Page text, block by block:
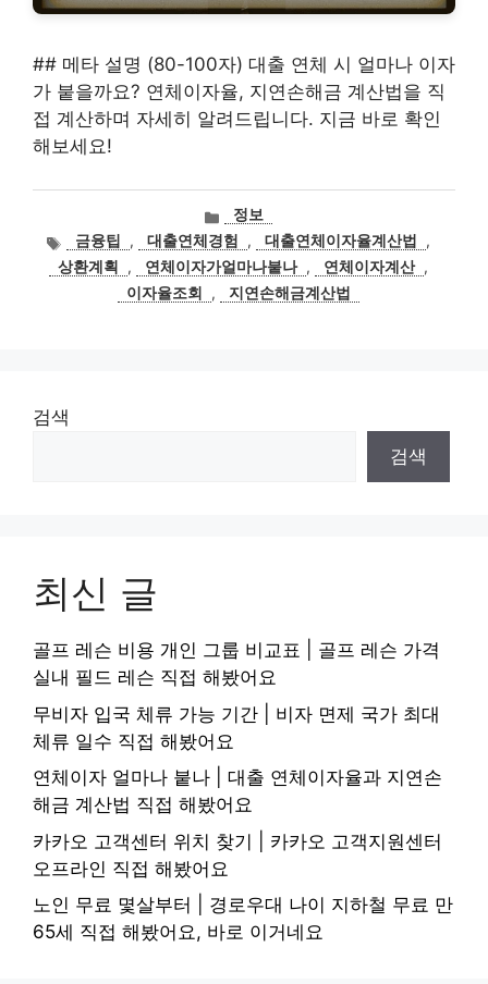
## 메타 설명 (80-100자) 대출 연체 시 얼마나 이자
가 붙을까요? 연체이자율, 지연손해금 계산법을 직
접 계산하며 자세히 알려드립니다. 지금 바로 확인
해보세요!
카
테
고
리
정보
태
그
금융팁 , 대출연체경험 , 대출연체이자율계산법
,
상환계획
, 연체이자가얼마나붙나 , 연체이자계산 ,
이자율조회
, 지연손해금계산법
검색
검색
최신 글
골프 레슨 비용 개인 그룹 비교표 | 골프 레슨 가격
실내 필드 레슨 직접 해봤어요
무비자 입국 체류 가능 기간 | 비자 면제 국가 최대
체류 일수 직접 해봤어요
연체이자 얼마나 붙나 | 대출 연체이자율과 지연손
해금 계산법 직접 해봤어요
카카오 고객센터 위치 찾기 | 카카오 고객지원센터
오프라인 직접 해봤어요
노인 무료 몇살부터 | 경로우대 나이 지하철 무료 만
65세 직접 해봤어요, 바로 이거네요